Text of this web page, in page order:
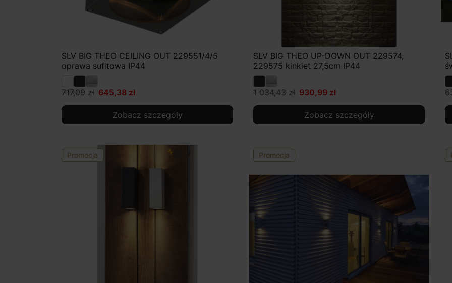
SLV BIG THEO CEILING OUT 229551/4/5
oprawa sufitowa IP44
717,09 zł 645,38 zł
Zobacz szczegóły
SLV BIG THEO UP-DOWN OUT 229574,
229575 kinkiet 27,5cm IP44
1 034,43 zł 930,99 zł
Zobacz szczegóły
Promocja Promocja